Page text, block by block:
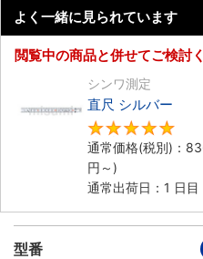
よく一緒に見られています
閲覧中の商品と併せてご検討
シンワ測定
直尺 シルバー
通常価格(税別)：
円 ～)
通常出荷日：1 日目
型番